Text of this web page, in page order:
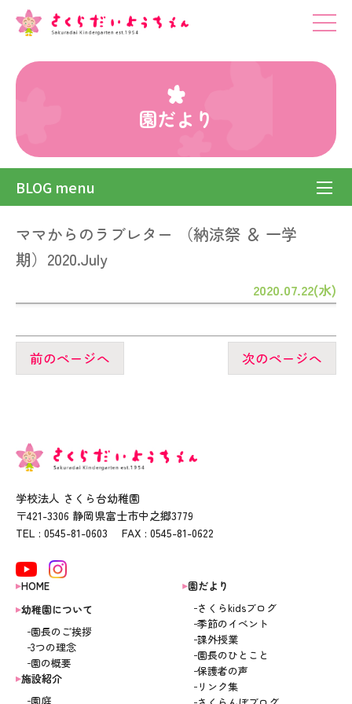
園だより
BLOG menu
ママからのラブレター （納涼祭 ＆ 一学
期）2020.July
2020.07.22(水)
前のページへ 次のページへ
学校法人 さくら台幼稚園
〒421-3306 静岡県富士市中之郷3779
TEL : 0545-81-0603 FAX : 0545-81-0622
HOME
幼稚園について
園長のご挨拶
3つの理念
園の概要
施設紹介
園庭
園だより
さくらkidsブログ
季節のイベント
課外授業
園長のひとこと
保護者の声
リンク集